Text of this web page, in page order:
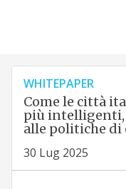
WHITEPAPER
Come le città
più intelligenti,
alle politiche di
30 Lug 2025